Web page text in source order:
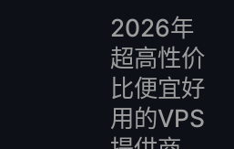
2026年
超高性价
比便宜好
用的VPS